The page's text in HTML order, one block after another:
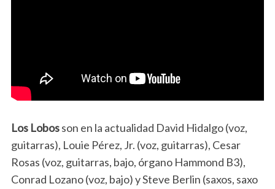
Los Lobosson en la actualidad David Hidalgo (voz,
guitarras), Louie Pérez, Jr. (voz, guitarras), Cesar
Rosas (voz, guitarras, bajo, órgano Hammond B3),
Conrad Lozano (voz, bajo) y Steve Berlin (saxos, saxo